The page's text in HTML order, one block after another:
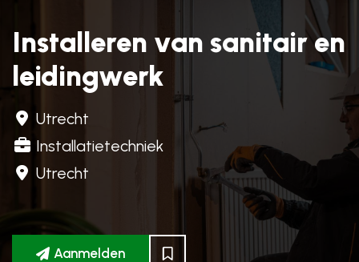
Installeren van sanitair en
leidingwerk
Utrecht
Installatietechniek
Utrecht
Aanmelden